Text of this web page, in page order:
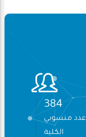
410
عدد منسوبي
الكلية